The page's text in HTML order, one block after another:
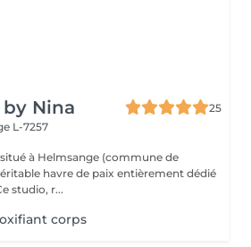
Nina
25
L-7257
à Helmsange (commune de
havre de paix entièrement dédié
être féminin. Ce studio, r...
corps